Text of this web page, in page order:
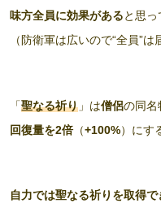
味方全員に効果があると思っ
（防衛軍は広いので“全員”は
「聖なる祈り 」は僧侶の同名
回復量を2倍（+100%）にす
自力では聖なる祈りを取得